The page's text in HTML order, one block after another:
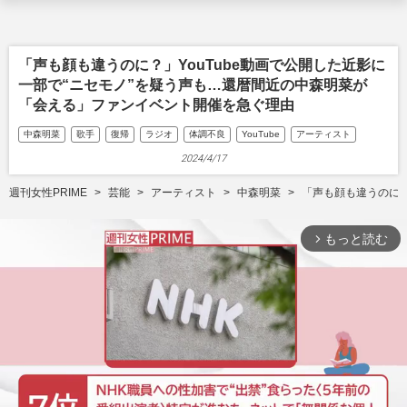
「声も顔も違うのに？」YouTube動画で公開した近影に
一部で“ニセモノ”を疑う声も…還暦間近の中森明菜が
「会える」ファンイベント開催を急ぐ理由
中森明菜 歌手 復帰 ラジオ 体調不良 YouTube アーティスト
2024/4/17
週刊女性PRIME 芸能 アーティスト 中森明菜 「声も顔も違うの
arrow_forward_ios もっと読む